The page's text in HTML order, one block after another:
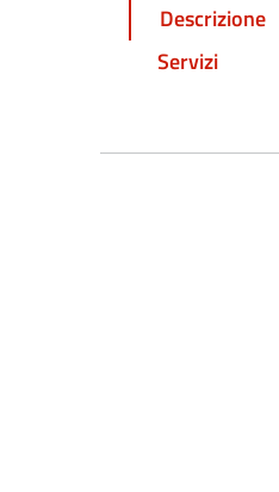
Descrizione
Servizi